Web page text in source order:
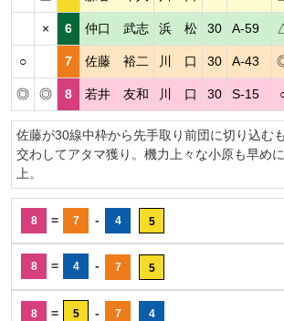
× 6 仲口 武志 浜 松 30 A-59
○ 7 佐藤 裕二 川 口 30 A-43
◎ ◎ 8 若井 友和 川 口 30 S-15
佐藤が30線中枠から先手取り前団に切り込む
交わしてアタマ獲り。機力上々な小原も早め
上。
8 = 7 - 4 5
8 = 4 - 7 5
8 = 5 - 7 4